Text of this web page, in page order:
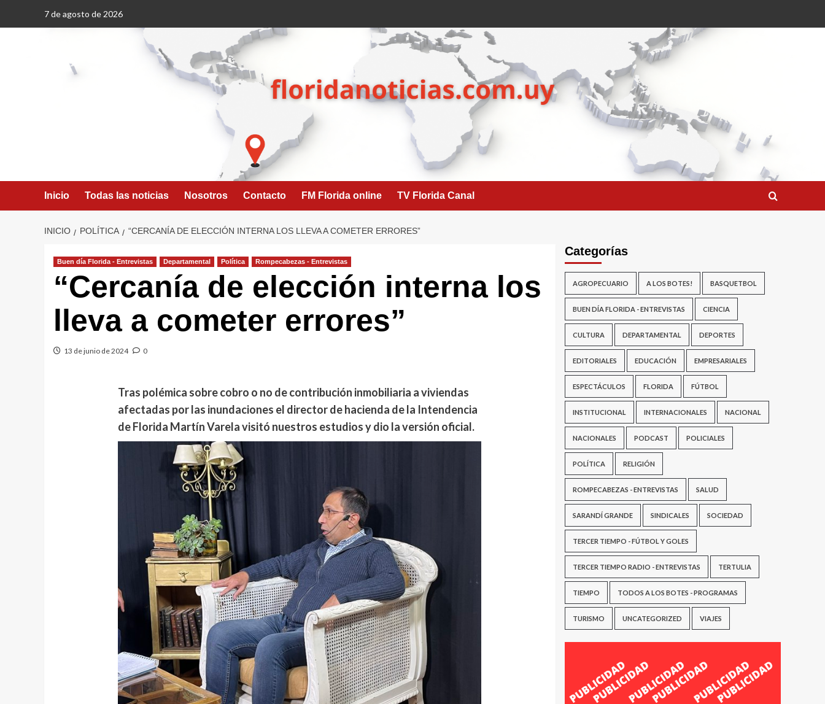
7 de agosto de 2026
Inicio Todas las noticias Nosotros Contacto FM Florida online TV Florida Canal
INICIO POLÍTICA “CERCANÍA DE ELECCIÓN INTERNA LOS LLEVA A COMETER ERRORES”
Buen día Florida - Entrevistas Departamental Política Rompecabezas - Entrevistas
“Cercanía de elección interna los
lleva a cometer errores”
13 de junio de 2024 0
Tras polémica sobre cobro o no de contribución inmobiliaria a viviendas
afectadas por las inundaciones el director de hacienda de la Intendencia
de Florida Martín Varela visitó nuestros estudios y dio la versión oficial.
Categorías
AGROPECUARIO A LOS BOTES! BASQUETBOL
BUEN DÍA FLORIDA - ENTREVISTAS CIENCIA
CULTURA DEPARTAMENTAL DEPORTES
EDITORIALES EDUCACIÓN EMPRESARIALES
ESPECTÁCULOS FLORIDA FÚTBOL
INSTITUCIONAL INTERNACIONALES NACIONAL
NACIONALES PODCAST POLICIALES
POLÍTICA RELIGIÓN
ROMPECABEZAS - ENTREVISTAS SALUD
SARANDÍ GRANDE SINDICALES SOCIEDAD
TERCER TIEMPO - FÚTBOL Y GOLES
TERCER TIEMPO RADIO - ENTREVISTAS TERTULIA
TIEMPO TODOS A LOS BOTES - PROGRAMAS
TURISMO UNCATEGORIZED VIAJES